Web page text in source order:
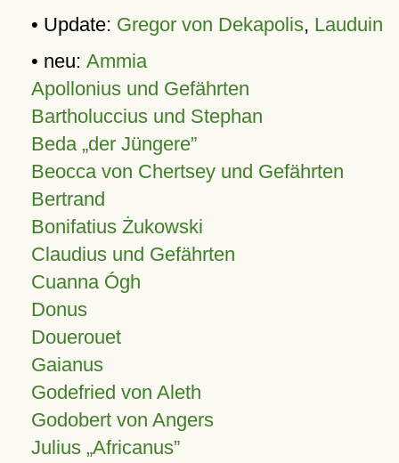
• Update: Gregor von Dekapolis, Lauduin
• neu: Ammia
Apollonius und Gefährten
Bartholuccius und Stephan
Beda „der Jüngere”
Beocca von Chertsey und Gefährten
Bertrand
Bonifatius Żukowski
Claudius und Gefährten
Cuanna Ógh
Donus
Douerouet
Gaianus
Godefried von Aleth
Godobert von Angers
Julius Africanus